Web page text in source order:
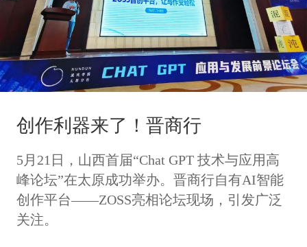
创作利器来了！晋商行
携“ZOSS”亮相山西首届Chat GPT
高峰论坛
5月21日，山西首届“Chat GPT 技术与应用高
峰论坛”在太原成功举办。晋商行自有AI智能
创作平台——ZOSS亮相论坛现场，引发广泛
关注。